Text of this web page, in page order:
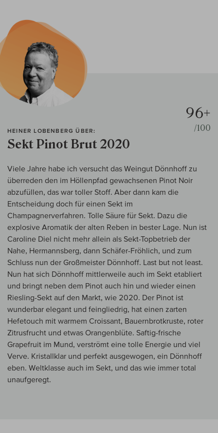
HEINER LOBENBERG ÜBER:
Sekt Pinot Brut 2020
96+
/100
Viele Jahre habe ich versucht das Weingut Dönnhoff zu
überreden den im Höllenpfad gewachsenen Pinot Noir
abzufüllen, das war toller Stoff. Aber dann kam die
Entscheidung doch für einen Sekt im
Champagnerverfahren. Tolle Säure für Sekt. Dazu die
explosive Aromatik der alten Reben in bester Lage. Nun ist
Caroline Diel nicht mehr allein als Sekt-Topbetrieb der
Nahe, Hermannsberg, dann Schäfer-Fröhlich, und zum
Schluss nun der Großmeister Dönnhoff. Last but not least.
Nun hat sich Dönnhoff mittlerweile auch im Sekt etabliert
und bringt neben dem Pinot auch hin und wieder einen
Riesling-Sekt auf den Markt, wie 2020. Der Pinot ist
wunderbar elegant und feingliedrig, hat einen zarten
Hefetouch mit warmem Croissant, Bauernbrotkruste, roter
Zitrusfrucht und etwas Orangenblüte. Saftig-frische
Grapefruit im Mund, verströmt eine tolle Energie und viel
Verve. Kristallklar und perfekt ausgewogen, ein Dönnhoff
eben. Weltklasse auch im Sekt, und das wie immer total
unaufgeregt.